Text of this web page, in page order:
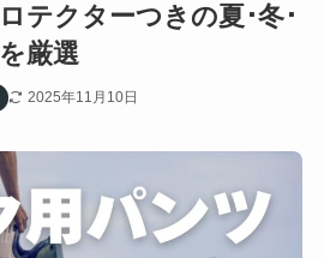
テクターつきの夏･冬･
厳選
2025年11月10日